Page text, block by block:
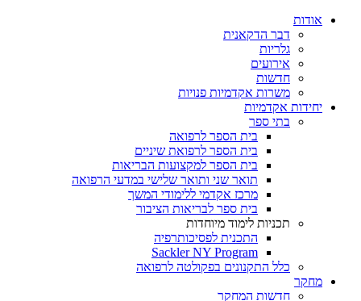
אודות
דבר הדקאנית
גלריות
אירועים
חדשות
משרות אקדמיות פנויות
יחידות אקדמיות
בתי ספר
בית הספר לרפואה
בית הספר לרפואת שיניים
בית הספר למקצועות הבריאות
תואר שני ותואר שלישי במדעי הרפואה
מרכז אקדמי ללימודי המשך
בית ספר לבריאות הציבור
תכניות לימוד מיוחדות
התכנית לפסיכותרפיה
Sackler NY Program
כלל התקנונים בפקולטה לרפואה
מחקר
חדשות המחקר